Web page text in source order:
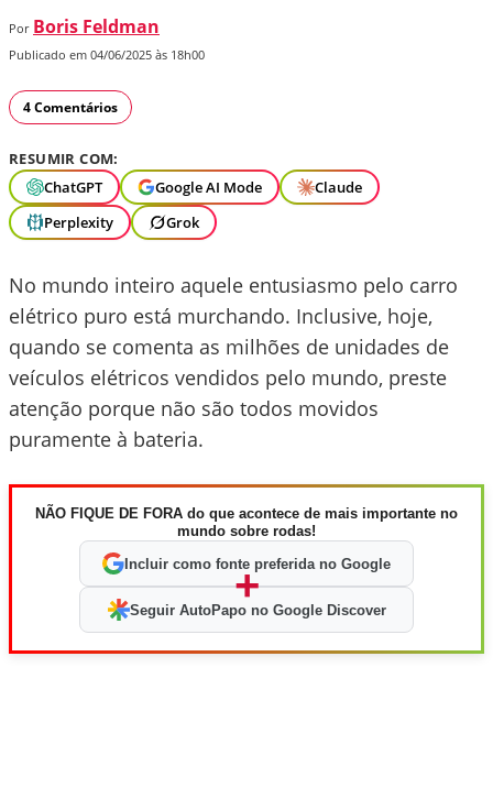
Por Boris Feldman
Publicado em 04/06/2025 às 18h00
4 Comentários
RESUMIR COM:
ChatGPT
Google AI Mode
Claude
Perplexity
Grok
No mundo inteiro aquele entusiasmo pelo carro
elétrico puro está murchando. Inclusive, hoje,
quando se comenta as milhões de unidades de
veículos elétricos vendidos pelo mundo, preste
atenção porque não são todos movidos
puramente à bateria.
NÃO FIQUE DE FORA do que acontece de mais importante no
mundo sobre rodas!
Incluir como fonte preferida no Google
+
Seguir AutoPapo no Google Discover